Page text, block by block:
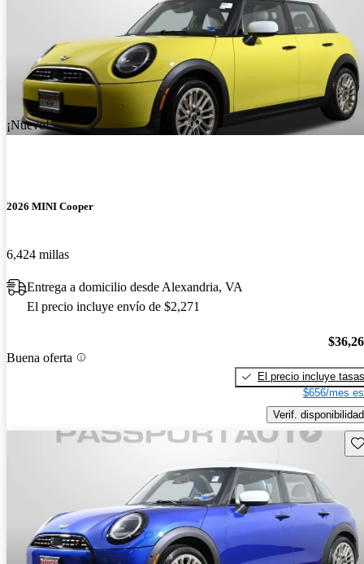
¡Nuevo!
2026 MINI Cooper
6,424 millas
Entrega a domicilio desde Alexandria, VA
El precio incluye envío de $2,271
Buena oferta
El precio incluye tasas
$656/mes
Verif. disponibilidad